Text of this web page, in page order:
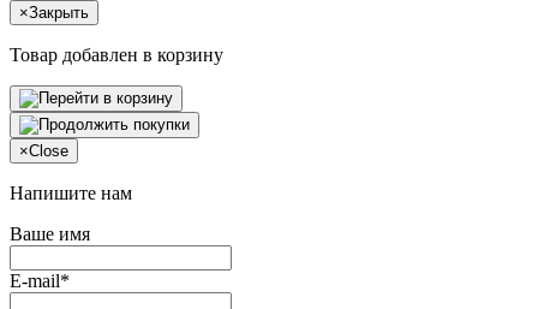
×Закрыть
Товар добавлен в корзину
×Close
Напишите нам
Ваше имя
E-mail*